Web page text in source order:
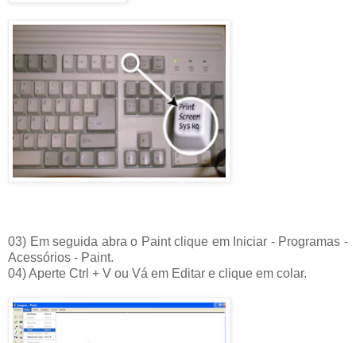
03) Em seguida abra o Paint clique em Iniciar - Programas -
Acessórios - Paint.
04) Aperte Ctrl + V ou Vá em Editar e clique em colar.